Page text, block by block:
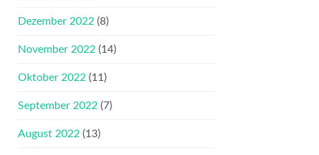
Dezember 2022 (8)
November 2022 (14)
Oktober 2022 (11)
September 2022 (7)
August 2022 (13)